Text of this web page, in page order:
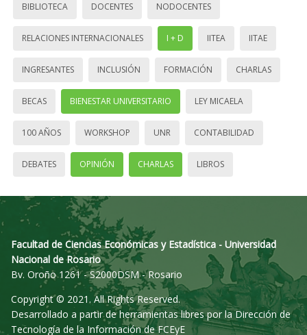
BIBLIOTECA DOCENTES NODOCENTES
RELACIONES INTERNACIONALES I + D IITEA IITAE
INGRESANTES INCLUSIÓN FORMACIÓN CHARLAS
BECAS BIENESTAR UNIVERSITARIO LEY MICAELA
100 AÑOS WORKSHOP UNR CONTABILIDAD
DEBATES OPINIÓN CHARLAS LIBROS
Facultad de Ciencias Económicas y Estadística - Universidad
Nacional de Rosario
Bv. Oroño 1261 - S2000DSM - Rosario
Copyright © 2021. All Rights Reserved.
Desarrollado a partir de herramientas libres por la Dirección de
Tecnología de la Información de FCEyE